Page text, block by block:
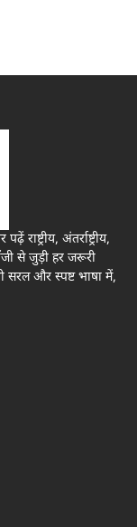
अंतर्राष्ट्रीय,
से जुड़ी हर जरूरी
और स्पष्ट भाषा में,